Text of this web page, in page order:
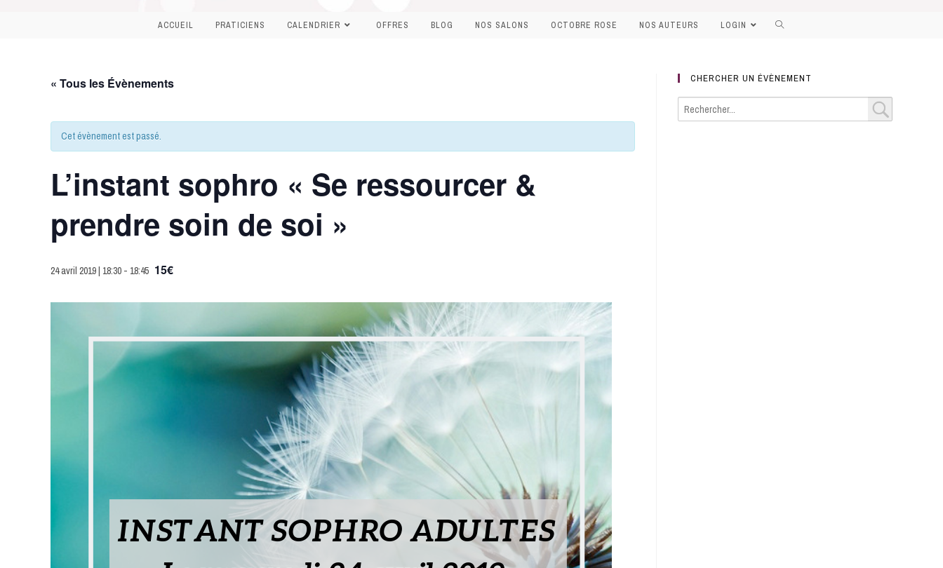
ACCUEIL PRATICIENS CALENDRIER OFFRES BLOG NOS SALONS OCTOBRE ROSE NOS AUTEURS LOGIN
« Tous les Évènements
Cet évènement est passé.
L’instant sophro « Se ressourcer &
prendre soin de soi »
24 avril 2019 | 18:30 - 18:45 15€
CHERCHER UN ÉVÈNEMENT